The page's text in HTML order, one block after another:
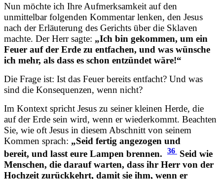
Nun möchte ich Ihre Aufmerksamkeit auf den
unmittelbar folgenden Kommentar lenken, den Jesus
nach der Erläuterung des Gerichts über die Sklaven
machte. Der Herr sagte: „Ich bin gekommen, um ein
Feuer auf der Erde zu entfachen, und was wünsche
ich mehr, als dass es schon entzündet wäre!“
Die Frage ist: Ist das Feuer bereits entfacht? Und was
sind die Konsequenzen, wenn nicht?
Im Kontext spricht Jesus zu seiner kleinen Herde, die
auf der Erde sein wird, wenn er wiederkommt. Beachten
Sie, wie oft Jesus in diesem Abschnitt von seinem
Kommen sprach: „Seid fertig angezogen und
bereit, und lasst eure Lampen brennen.
36 Seid wie
Menschen, die darauf warten, dass ihr Herr von der
Hochzeit zurückkehrt, damit sie ihm, wenn er